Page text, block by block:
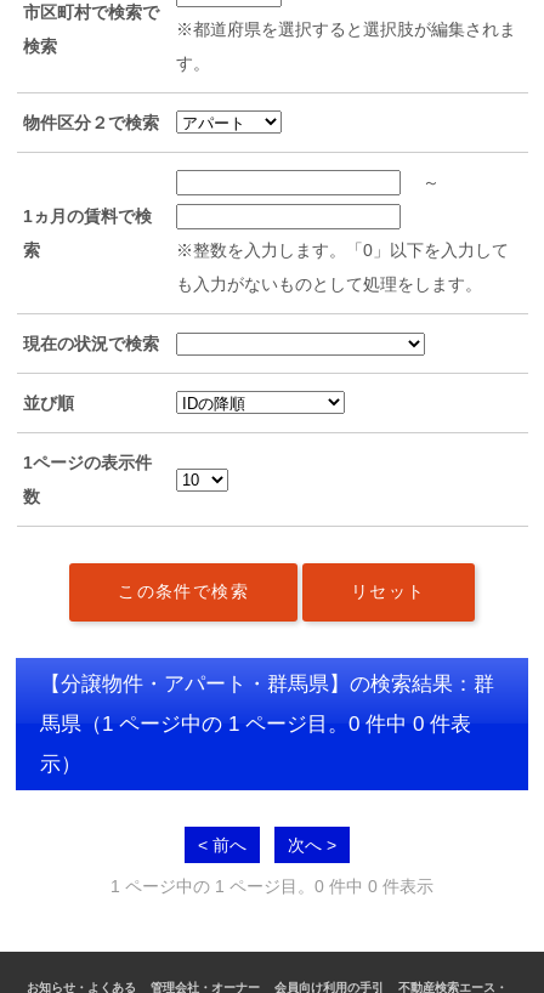
市区町村で検索で
検索
※都道府県を選択すると選択肢が編集されま
す。
物件区分２で検索
1ヵ月の賃料で検
索
～
※整数を入力します。「0」以下を入力して
も入力がないものとして処理をします。
現在の状況で検索
並び順
1ページの表示件
数
【分譲物件・アパート・群馬県】の検索結果：群
馬県 （1 ページ中の 1 ページ目。0 件中 0 件表
示）
< 前へ 次へ >
1 ページ中の 1 ページ目。0 件中 0 件表示
お知らせ・よくある 管理会社・オーナー 会員向け利用の手引 不動産検索エース・